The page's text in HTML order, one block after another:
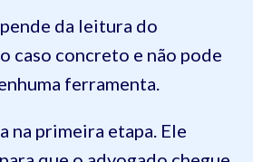
da leitura do
caso concreto e não pode
ferramenta.
na primeira etapa. Ele